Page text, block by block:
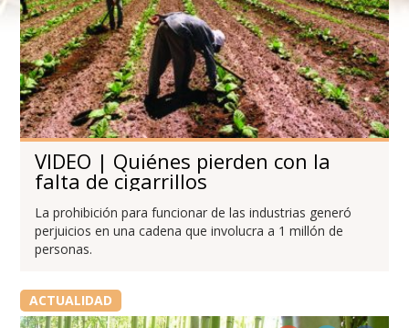
VIDEO | Quiénes pierden con la
falta de cigarrillos
La prohibición para funcionar de las industrias generó
perjuicios en una cadena que involucra a 1 millón de
personas.
ACTUALIDAD